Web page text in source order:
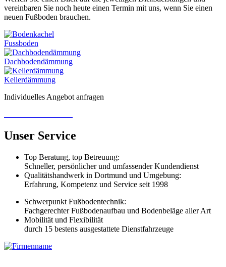
vereinbaren Sie noch heute einen Termin mit uns, wenn Sie einen
neuen Fußboden brauchen.
Fussboden
Dachboden­dämmung
Keller­dämmung
Individuelles Angebot anfragen
Unser Service
Top Beratung, top Betreuung:
Schneller, persönlicher und umfassender Kundendienst
Qualitätshandwerk in Dortmund und Umgebung:
Erfahrung, Kompetenz und Service seit 1998
Schwerpunkt Fußbodentechnik:
Fachgerechter Fußbodenaufbau und Bodenbeläge aller Art
Mobilität und Flexibilität
durch 15 bestens ausgestattete Dienstfahrzeuge